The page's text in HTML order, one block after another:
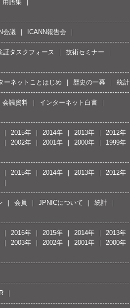
用語集
会議 ICANN報告会
証タスクフォース 技術セミナー
ーネットことはじめ 歴史の一幕 統計
会議資料 インターネット白書
2015年 2014年 2013年
2012年
2002年
2001年 2000年 1999年
2015年 2014年 2013年 2012年
会員 JPNICについて 統計
2016年 2015年 2014年
2013年
2003年
2002年 2001年 2000年